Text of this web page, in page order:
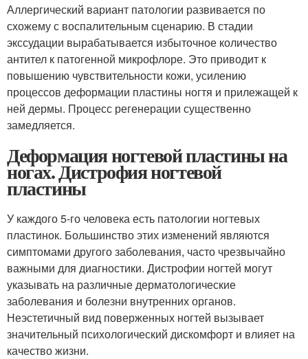
Аллергический вариант патологии развивается по
схожему с воспалительным сценарию. В стадии
экссудации вырабатывается избыточное количество
антител к патогенной микрофлоре. Это приводит к
повышению чувствительности кожи, усилению
процессов деформации пластины ногтя и прилежащей к
ней дермы. Процесс регенерации существенно
замедляется.
Деформация ногтевой пластины на
ногах. Дистрофия ногтевой
пластины
У каждого 5-го человека есть патологии ногтевых
пластинок. Большинство этих изменений являются
симптомами другого заболевания, часто чрезвычайно
важными для диагностики. Дистрофии ногтей могут
указывать на различные дерматологические
заболевания и болезни внутренних органов.
Неэстетичный вид поверженных ногтей вызывает
значительный психологический дискомфорт и влияет на
качество жизни.